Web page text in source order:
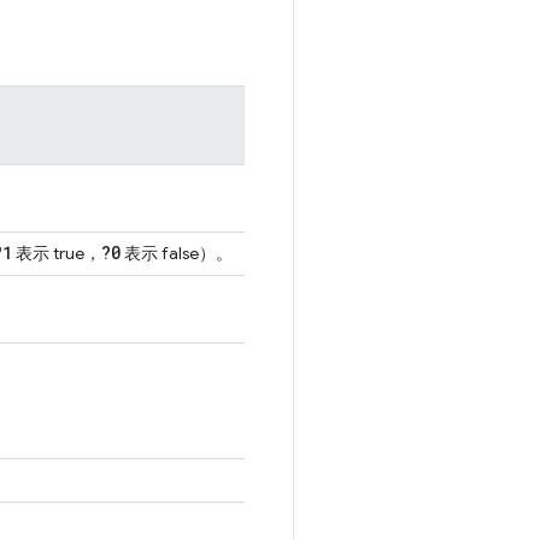
表示 true， ?0表示 false）。